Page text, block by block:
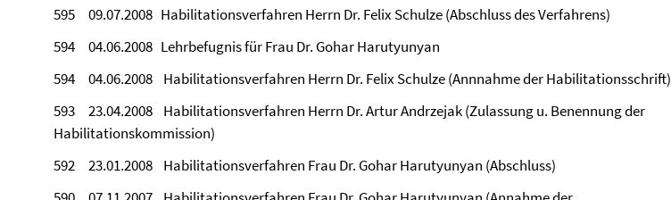
595 09.07.2008 Habilitationsverfahren Herrn Dr. Felix Schulze (Abschluss des Verfahrens)
594 04.06.2008 Lehrbefugnis für Frau Dr. Gohar Harutyunyan
594 04.06.2008 Habilitationsverfahren Herrn Dr. Felix Schulze (Annnahme der Habilitationsschrift)
593 23.04.2008 Habilitationsverfahren Herrn Dr. Artur Andrzejak (Zulassung u. Benennung der
Habilitationskommission)
592 23.01.2008 Habilitationsverfahren Frau Dr. Gohar Harutyunyan (Abschluss)